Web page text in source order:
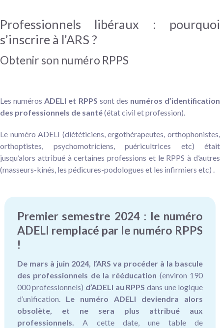
Professionnels libéraux : pourquoi
s’inscrire à l’ARS ?
Obtenir son numéro RPPS
Les numérosADELI et RPPS sont des numéros d’identification
des professionnels de santé(état civil et profession).
Le numéro ADELI (diététiciens, ergothérapeutes, orthophonistes,
orthoptistes, psychomotriciens, puéricultrices etc) était
jusqu’alors attribué à certaines professions et le RPPS à d’autres
(masseurs-kinés, les pédicures-podologues et les infirmiers etc) .
Premier semestre 2024 : le numéro
ADELI remplacé par le numéro RPPS
!
De mars à juin 2024, l’ARS va procéder à la bascule
des professionnels de la rééducation (environ 190
000 professionnels) d’ADELI au RPPS dans une logique
d’unification.Le numéro ADELI deviendra alors
obsolète, et ne sera plus attribué aux
professionnels.A cette date, une table de